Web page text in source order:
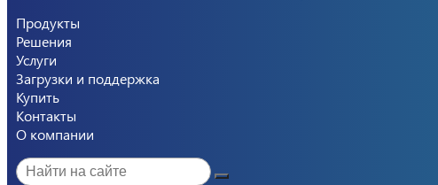
Продукты
Решения
Услуги
Загрузки и поддержка
Купить
Контакты
О компании